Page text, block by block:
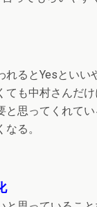
れるとYesといい
ても中村さんだ
と思ってくれて
る。